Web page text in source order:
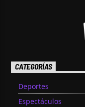
CATEGORÍAS
Deportes
Espectáculos